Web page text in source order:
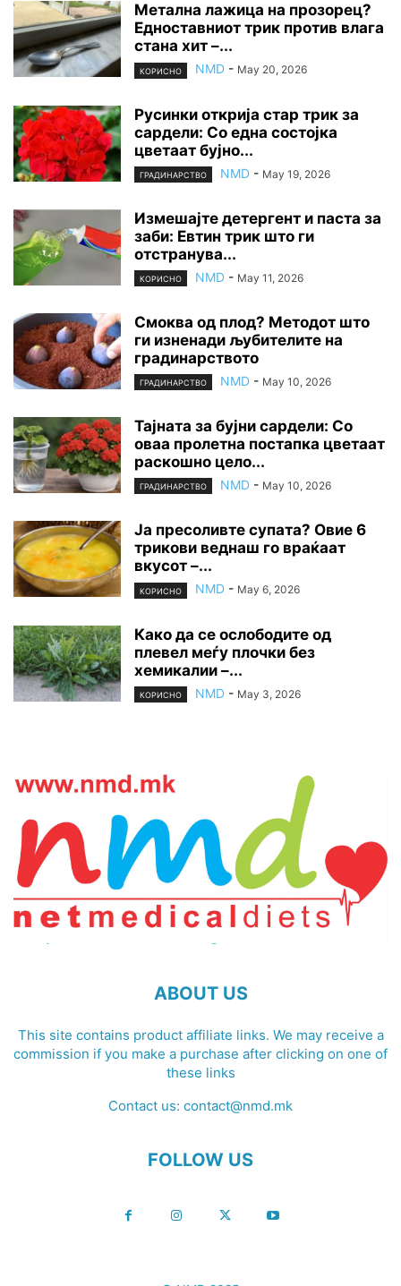
Метална лажица на прозорец?
Едноставниот трик против влага
стана хит –...
КОРИСНО NMD - May 20, 2026
Русинки открија стар трик за
сардели: Со една состојка
цветаат бујно...
ГРАДИНАРСТВО NMD - May 19, 2026
Измешајте детергент и паста за
заби: Евтин трик што ги
отстранува...
КОРИСНО NMD - May 11, 2026
Смоква од плод? Методот што
ги изненади љубителите на
градинарството
ГРАДИНАРСТВО NMD - May 10, 2026
Тајната за бујни сардели: Со
оваа пролетна постапка цветаат
раскошно цело...
ГРАДИНАРСТВО NMD - May 10, 2026
Ја пресоливте супата? Овие 6
трикови веднаш го враќаат
вкусот –...
КОРИСНО NMD - May 6, 2026
Како да се ослободите од
плевел меѓу плочки без
хемикалии –...
КОРИСНО NMD - May 3, 2026
ABOUT US
This site contains product affiliate links. We may receive a
commission if you make a purchase after clicking on one of
these links
Contact us: contact@nmd.mk
FOLLOW US